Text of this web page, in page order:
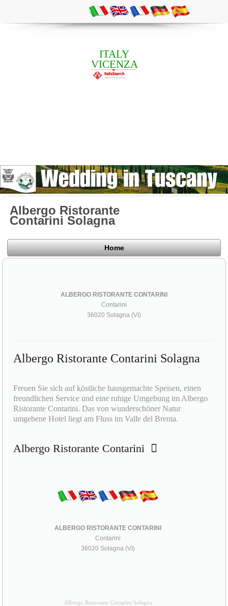
ITALY
VICENZA
Albergo Ristorante
Contarini Solagna
Home
ALBERGO RISTORANTE CONTARINI
Contarini
36020 Solagna (VI)
Albergo Ristorante Contarini Solagna
Freuen Sie sich auf köstliche hausgemachte Speisen, einen
freundlichen Service und eine ruhige Umgebung im Albergo
Ristorante Contarini. Das von wunderschöner Natur
umgebene Hotel liegt am Fluss im Valle del Brenta.
Albergo Ristorante Contarini
ALBERGO RISTORANTE CONTARINI
Contarini
36020 Solagna (VI)
Albergo Ristorante Contarini Solagna